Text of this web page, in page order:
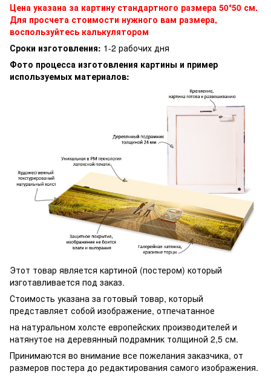
Цена указана за картину стандартного размера 50*50 см.
Для просчета стоимости нужного вам размера,
воспользуйтесь калькулятором
Сроки изготовления: 1-2 рабочих дня
Фото процесса изготовления картины и пример
используемых материалов:
Этот товар является картиной (постером) который
изготавливается под заказ.
Стоимость указана за готовый товар, который
представляет собой изображение, отпечатанное
на натуральном холсте европейских производителей и
натянутое на деревянный подрамник толщиной 2,5 см.
Принимаются во внимание все пожелания заказчика, от
размеров постера до редактирования самого изображения.